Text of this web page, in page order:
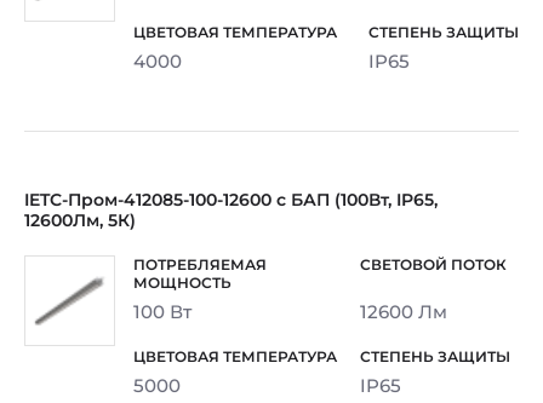
4000 IP65
IETC-Пром-412085-100-12600 с БАП (100Вт, IP65,
12600Лм, 5К)
100 Вт 12600 Лм
5000 IP65